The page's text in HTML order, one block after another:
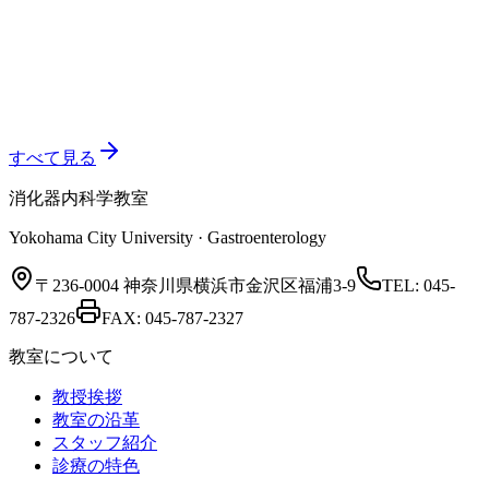
すべて見る
消化器内科学教室
Yokohama City University · Gastroenterology
〒236-0004 神奈川県横浜市金沢区福浦3-9 TEL: 045-
787-2326
FAX: 045-787-2327
教室について
教授挨拶
教室の沿革
スタッフ紹介
診療の特色